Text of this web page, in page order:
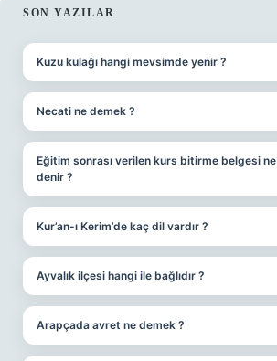
SIDEBAR
SON YAZILAR
Kuzu kulağı hangi mevsimde yenir ?
Necati ne demek ?
Eğitim sonrası verilen kurs bitirme belgesi ne
denir ?
Kur’an-ı Kerim’de kaç dil vardır ?
Ayvalık ilçesi hangi ile bağlıdır ?
Arapçada avret ne demek ?